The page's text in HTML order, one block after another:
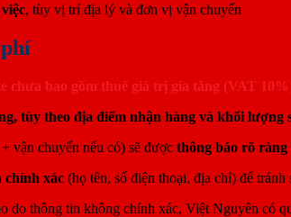
, tùy vị trí địa lý và đơn vị vận chuyển
chưa bao gồm thuế giá trị gia tăng (VAT
tùy theo địa điểm nhận hàng và khối lượng
vận chuyển nếu có) sẽ được thông báo rõ
chính xác (họ tên, số điện thoại, địa chỉ) để
do thông tin không chính xác, Việt Nguyên có